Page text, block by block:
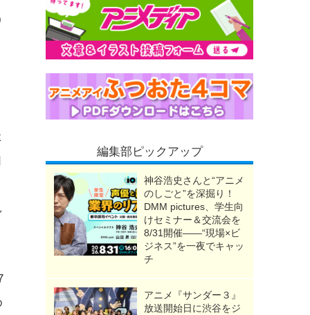
編集部ピックアップ
神谷浩史さんと“アニメ
のしごと”を深掘り！
DMM pictures、学生向
けセミナー＆交流会を
8/31開催――“現場×ビ
ジネス”を一夜でキャッ
チ
アニメ『サンダー３』
放送開始日に渋谷をジ